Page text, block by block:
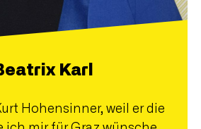
Karl
Hohensinner, weil er die